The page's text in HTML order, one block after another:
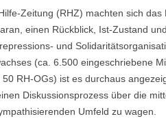
Zeitung (RHZ) machten sich das
einen Rückblick, Ist-Zustand
und
(ca. 6.500 eingeschriebene
RH-OGs) ist es durchaus
Diskussionsprozess über die
Umfeld zu wagen.